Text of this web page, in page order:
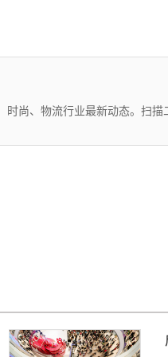
尚、物流行业最新动态。扫描